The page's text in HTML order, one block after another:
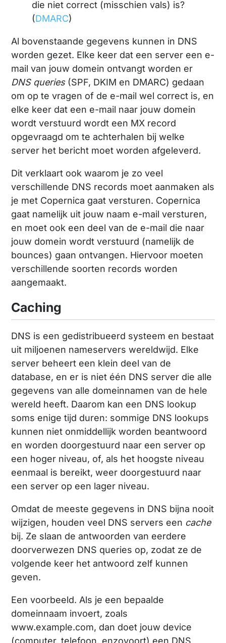
die niet correct (misschien vals) is?
(DMARC)
Al bovenstaande gegevens kunnen in DNS
worden gezet. Elke keer dat een server een e-
mail van jouw domein ontvangt worden er
DNS queries(SPF, DKIM en DMARC) gedaan
om op te vragen of de e-mail wel correct is, en
elke keer dat een e-mail naar jouw domein
wordt verstuurd wordt een MX record
opgevraagd om te achterhalen bij welke
server het bericht moet worden afgeleverd.
Dit verklaart ook waarom je zo veel
verschillende DNS records moet aanmaken als
je met Copernica gaat versturen. Copernica
gaat namelijk uit jouw naam e-mail versturen,
en moet ook een deel van de e-mail die naar
jouw domein wordt verstuurd (namelijk de
bounces) gaan ontvangen. Hiervoor moeten
verschillende soorten records worden
aangemaakt.
Caching
DNS is een gedistribueerd systeem en bestaat
uit miljoenen nameservers wereldwijd. Elke
server beheert een klein deel van de
database, en er is niet één DNS server die alle
gegevens van alle domeinnamen van de hele
wereld heeft. Daarom kan een DNS lookup
soms enige tijd duren: sommige DNS lookups
kunnen niet onmiddellijk worden beantwoord
en worden doorgestuurd naar een server op
een hoger niveau, of, als het hoogste niveau
eenmaal is bereikt, weer doorgestuurd naar
een server op een lager niveau.
Omdat de meeste gegevens in DNS bijna nooit
wijzigen, houden veel DNS servers een cache
bij. Ze slaan de antwoorden van eerdere
doorverwezen DNS queries op, zodat ze de
volgende keer het antwoord zelf kunnen
geven.
Een voorbeeld. Als je een bepaalde
domeinnaam invoert, zoals
www.example.com, dan doet jouw device
(computer, telefoon, enzovoort) een DNS